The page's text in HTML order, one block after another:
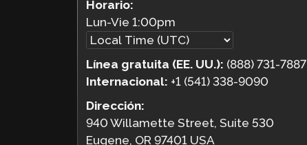
Horario:
Lun-Vie1:00pm
Línea gratuita (EE. UU.): (888) 731-7887
Internacional: +1 (541) 338-9090
Dirección:
940 Willamette Street, Suite 530
Eugene, OR 97401 USA